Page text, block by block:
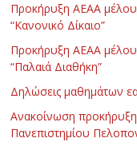
Προκήρυξη ΑΕΑΑ
“Κανονικό Δίκαιο”
Προκήρυξη ΑΕΑΑ
“Παλαιά Διαθήκη”
Δηλώσεις μαθημάτων
Ανακοίνωση
Πανεπιστημίου